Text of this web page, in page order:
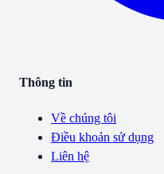
Thông tin
Về chúng tôi
Điều khoản sử dụng
Liên hệ